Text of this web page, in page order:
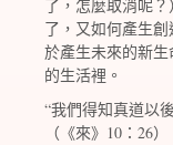
了，怎麼取消呢
了，又如何產生
於產生未來的新
的生活裡。
“我們得知真道以
（《來》 10 ： 26）